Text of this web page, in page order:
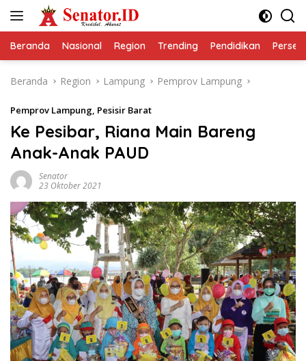
Beranda Nasional Region Trending Pendidikan
Beranda Region Lampung Pemprov Lampung
Pemprov Lampung, Pesisir Barat
Ke Pesibar, Riana Main Bareng
Anak-Anak PAUD
Senator
23 Oktober 2021